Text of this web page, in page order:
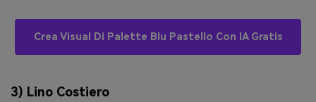
Crea Visual Di Palette Blu Pastello Con IA Gratis
3) Lino Costiero